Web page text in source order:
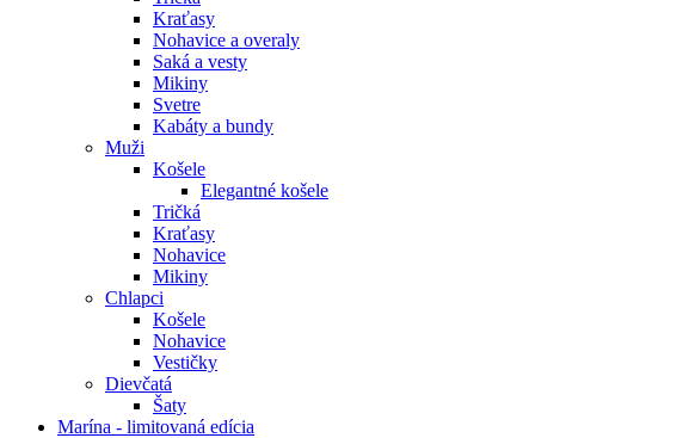
Kraťasy
Nohavice a overaly
Saká a vesty
Mikiny
Svetre
Kabáty a bundy
Muži
Košele
Elegantné košele
Tričká
Kraťasy
Nohavice
Mikiny
Chlapci
Košele
Nohavice
Vestičky
Dievčatá
Šaty
Marína - limitovaná edícia